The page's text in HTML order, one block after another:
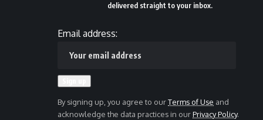
delivered straight to your inbox.
Email address:
By signing up, you agree to ourTerms of Use and
acknowledge the data practices in ourPrivacy Policy.